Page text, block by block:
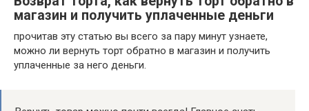
магазин и получить уплаченные деньги
прочитав эту статью вы всего за пару минут узнаете,
можно ли вернуть торт обратно в магазин и получить
уплаченные за него деньги.